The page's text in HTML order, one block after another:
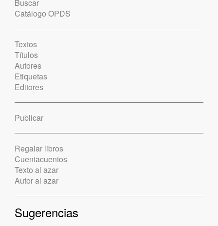
Buscar
Catálogo OPDS
Textos
Títulos
Autores
Etiquetas
Editores
Publicar
Regalar libros
Cuentacuentos
Texto al azar
Autor al azar
Sugerencias